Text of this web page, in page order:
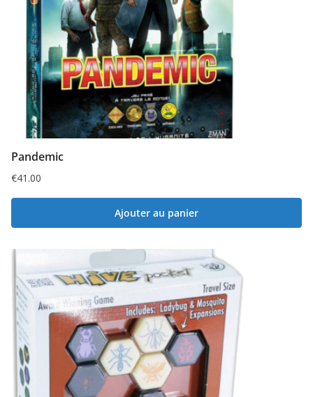
Pandemic
€41.00
Ajouter au panier